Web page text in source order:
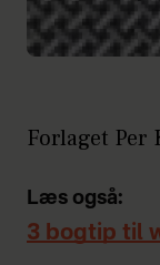
Forlaget Per
Læs også:
3 bogtip til